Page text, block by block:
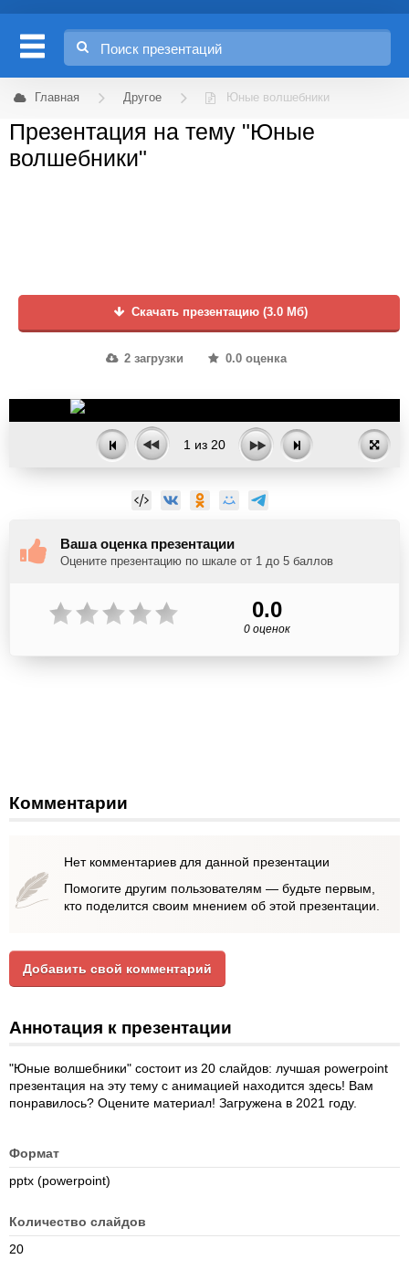
Главная Другое Юные волшебники
Презентация на тему "Юные
волшебники"
Скачать презентацию (3.0 Мб)
2 загрузки 0.0 оценка
1 из 20
Ваша оценка презентации
Оцените презентацию по шкале от 1 до 5 баллов
0.0
0 оценок
Комментарии
Нет комментариев для данной презентации
Помогите другим пользователям — будьте первым,
кто поделится своим мнением об этой презентации.
Добавить свой комментарий
Аннотация к презентации
"Юные волшебники" состоит из 20 слайдов: лучшая powerpoint
презентация на эту тему с анимацией находится здесь! Вам
понравилось? Оцените материал! Загружена в 2021 году.
Формат
pptx (powerpoint)
Количество слайдов
20